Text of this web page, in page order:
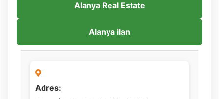
Alanya Real Estate
Alanya ilan
Adres: